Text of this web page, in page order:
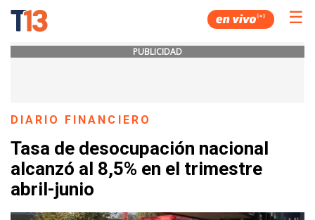
☰
PUBLICIDAD
DIARIO FINANCIERO
Tasa de desocupación nacional
alcanzó al 8,5% en el trimestre
abril-junio